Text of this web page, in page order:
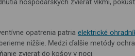
hospodárskych zvierat vlkmi,
opatrenia patria elektrické
nižšie. Medzi ďalšie metódy
zvierat do košov v noci.